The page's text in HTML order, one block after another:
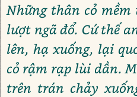
Những thân cỏ mềm
lượt ngã đổ. Cứ thế
lên, hạ xuống, lại
cỏ rậm rạp lùi dần.
trên trán chảy